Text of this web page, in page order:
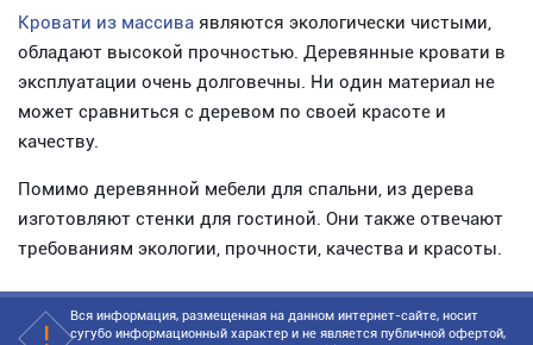
Кровати из массива являются экологически чистыми,
обладают высокой прочностью. Деревянные кровати в
эксплуатации очень долговечны. Ни один материал не
может сравниться с деревом по своей красоте и
качеству.
Помимо деревянной мебели для спальни, из дерева
изготовляют стенки для гостиной. Они также отвечают
требованиям экологии, прочности, качества и красоты.
Вся информация, размещенная на данном интернет-сайте, носит
сугубо информационный характер и не является публичной офертой,